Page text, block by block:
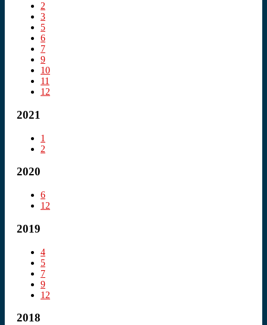
2
3
5
6
7
9
10
11
12
2021
1
2
2020
6
12
2019
4
5
7
9
12
2018